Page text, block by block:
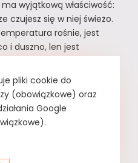
ma wyjątkową właściwość:
czujesz się w niej świeżo.
rośnie, jest
i duszno, len jest
o lnie, których
nie znałaś. Fakty
których nie znałaś Lnu nie
prasować. Wystarczy tzw.
pliki cookie do
(obowiązkowe) oraz
Google